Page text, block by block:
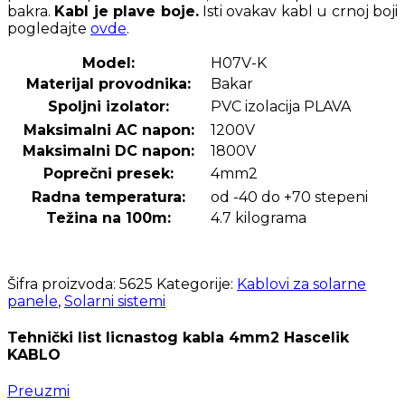
bakra. Kabl je plave boje.Isti ovakav kabl u crnoj boji
pogledajte ovde.
Model:
H07V-K
Materijal provodnika:
Bakar
Spoljni izolator:
PVC izolacija PLAVA
Maksimalni AC napon:
1200V
Maksimalni DC napon:
1800V
Poprečni presek:
4mm2
Radna temperatura:
od -40 do +70 stepeni
Težina na 100m:
4.7 kilograma
Šifra proizvoda: 5625 Kategorije: Kablovi za solarne
panele, Solarni sistemi
Tehnički list licnastog kabla 4mm2 Hascelik
KABLO
Preuzmi